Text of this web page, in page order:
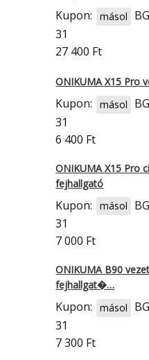
Kupon: másol
31
27 400 Ft
ONIKUMA X15 Pro
Kupon: másol
31
6 400 Ft
ONIKUMA X15 Pro
fejhallgató
Kupon: másol
31
7 000 Ft
ONIKUMA B90
fejhallgat�…
Kupon: másol
31
7 300 Ft